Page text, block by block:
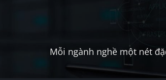
Mỗi ngành nghề một nét